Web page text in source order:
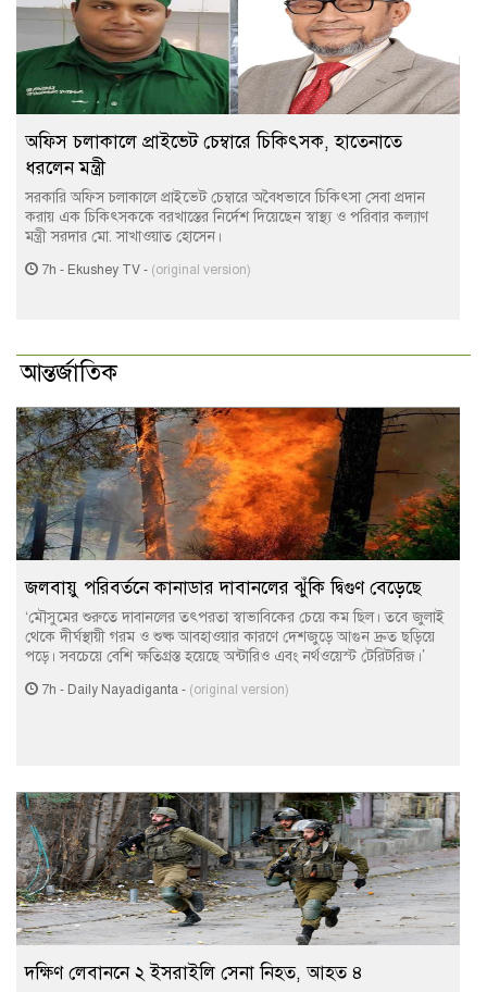
অফিস চলাকালে প্রাইভেট চেম্বারে চিকিৎসক, হাতেনাতে
ধরলেন মন্ত্রী
সরকারি অফিস চলাকালে প্রাইভেট চেম্বারে অবৈধভাবে চিকিৎসা সেবা প্রদান
করায় এক চিকিৎসককে বরখাস্তের নির্দেশ দিয়েছেন স্বাস্থ্য ও পরিবার কল্যাণ
মন্ত্রী সরদার মো. সাখাওয়াত হোসেন।
7h - Ekushey TV - (original version)
আন্তর্জাতিক
জলবায়ু পরিবর্তনে কানাডার দাবানলের ঝুঁকি দ্বিগুণ বেড়েছে
‘মৌসুমের শুরুতে দাবানলের তৎপরতা স্বাভাবিকের চেয়ে কম ছিল। তবে জুলাই
থেকে দীর্ঘস্থায়ী গরম ও শুষ্ক আবহাওয়ার কারণে দেশজুড়ে আগুন দ্রুত ছড়িয়ে
পড়ে। সবচেয়ে বেশি ক্ষতিগ্রস্ত হয়েছে অন্টারিও এবং নর্থওয়েস্ট টেরিটরিজ।’
7h - Daily Nayadiganta - (original version)
দক্ষিণ লেবাননে ২ ইসরাইলি সেনা নিহত, আহত ৪